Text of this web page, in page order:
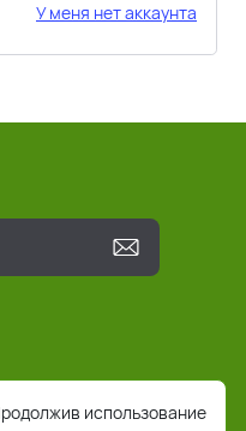
У меня нет аккаунта
использование